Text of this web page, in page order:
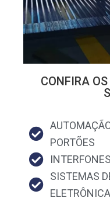
CONFIRA
PORTÕES
INTERFONES
SISTEMAS